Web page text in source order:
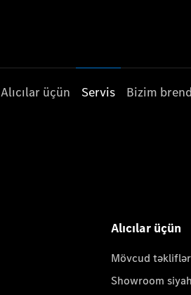
Alıcılar üçün Servis Bizim
Alıcılar üçün
Mövcud təkliflər
Showroom